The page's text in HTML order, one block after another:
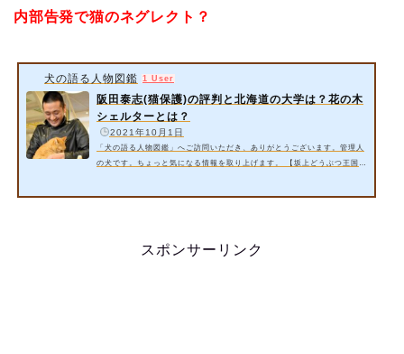
内部告発で猫のネグレクト？
犬の語る人物図鑑 1 User
阪田泰志(猫保護)の評判と北海道の大学は？花の木
シェルターとは？
2021年10月1日
「犬の語る人物図鑑」へご訪問いただき、ありがとうございます。管理人
の犬です。ちょっと気になる情報を取り上げます。 【坂上どうぶつ王国】
スポンサーリンク